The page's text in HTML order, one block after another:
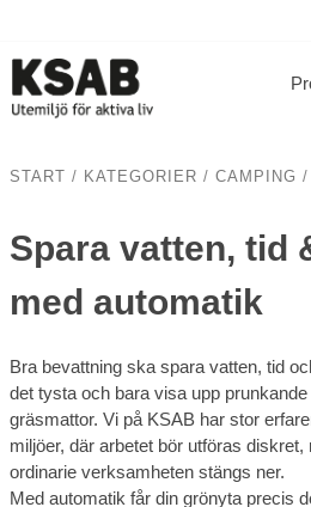
START / KATEGORIER / CAMPING /
Spara vatten, tid
med automatik
Bra bevattning ska spara vatten, tid
det tysta och bara visa upp
gräsmattor. Vi på KSAB har stor
miljöer, där arbetet bör utföras
ordinarie verksamheten stängs ner.
Med automatik får din grönyta precis